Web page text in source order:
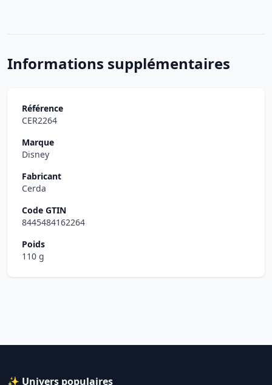
Informations supplémentaires
Référence
CER2264
Marque
Disney
Fabricant
Cerda
Code GTIN
8445484162264
Poids
110 g
✨ Univers populaires